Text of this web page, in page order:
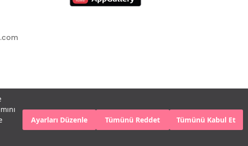
Ayarları Düzenle Tümünü Reddet Tümünü Kabul Et